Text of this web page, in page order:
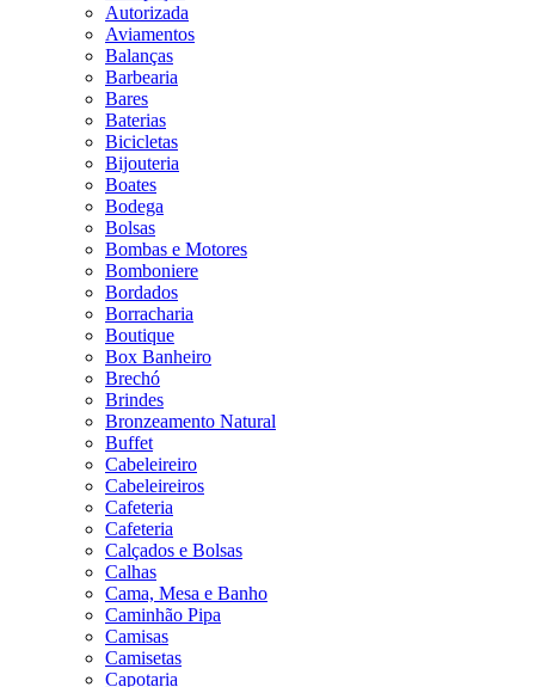
Autorizada
Aviamentos
Balanças
Barbearia
Bares
Baterias
Bicicletas
Bijouteria
Boates
Bodega
Bolsas
Bombas e Motores
Bomboniere
Bordados
Borracharia
Boutique
Box Banheiro
Brechó
Brindes
Bronzeamento Natural
Buffet
Cabeleireiro
Cabeleireiros
Cafeteria
Cafeteria
Calçados e Bolsas
Calhas
Cama, Mesa e Banho
Caminhão Pipa
Camisas
Camisetas
Capotaria